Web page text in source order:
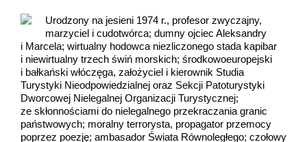
Urodzony na jesieni 1974 r., profesor zwyczajny,
marzyciel i cudotwórca; dumny ojciec Aleksandry
i Marcela; wirtualny hodowca niezliczonego stada kapibar
i niewirtualny trzech świń morskich; środkowoeuropejski
i bałkański włóczęga, założyciel i kierownik Studia
Turystyki Nieodpowiedzialnej oraz Sekcji Patoturystyki
Dworcowej Nielegalnej Organizacji Turystycznej;
ze skłonnościami do nielegalnego przekraczania granic
państwowych; moralny terrorysta, propagator przemocy
poprzez poezję; ambasador Świata Równoległego; czołowy